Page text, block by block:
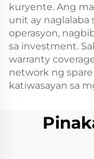
kuryente. Ang
unit ay naglalaba
operasyon,
sa investment.
warranty
network ng
katiwasayan sa